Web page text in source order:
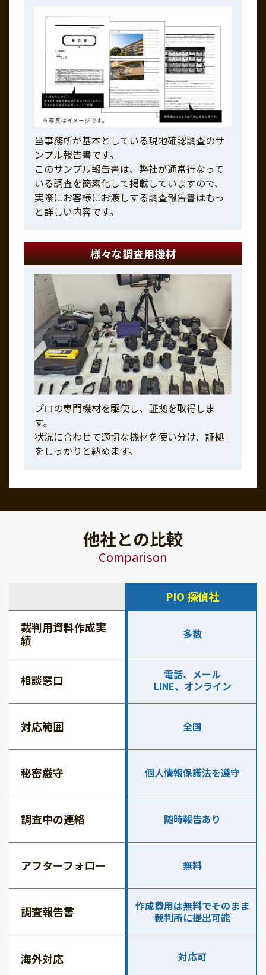
当事務所が基本としている現地確認調査のサ
ンプル報告書です。
このサンプル報告書は、弊社が通常行なって
いる調査を簡素化して掲載していますので、
実際にお客様にお渡しする調査報告書はもっ
と詳しい内容です。
様々な調査用機材
プロの専門機材を駆使し、証拠を取得しま
す。
状況に合わせて適切な機材を使い分け、証拠
をしっかりと納めます。
他社との比較
Comparison
PIO 探偵社
裁判用資料作成実
績
多数
相談窓口
電話、メール
LINE、オンライン
対応範囲 全国
秘密厳守 個人情報保護法を遵守
調査中の連絡 随時報告あり
アフターフォロー 無料
調査報告書
作成費用は無料でそのまま
裁判所に提出可能
海外対応 対応可